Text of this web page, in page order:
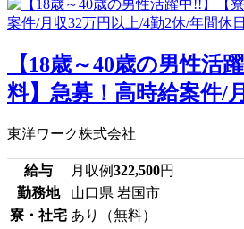
【18歳～40歳の男性活
料】急募！高時給案件/
東洋ワーク株式会社
給与 月収例322,500円
勤務地
山口県 岩国市
寮・社宅 あり（無料）